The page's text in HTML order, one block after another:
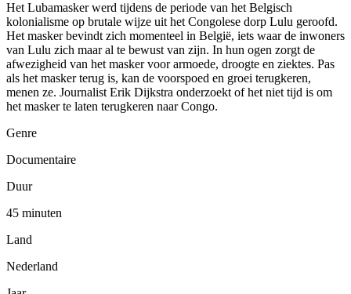
Het Lubamasker werd tijdens de periode van het Belgisch
kolonialisme op brutale wijze uit het Congolese dorp Lulu geroofd.
Het masker bevindt zich momenteel in België, iets waar de inwoners
van Lulu zich maar al te bewust van zijn. In hun ogen zorgt de
afwezigheid van het masker voor armoede, droogte en ziektes. Pas
als het masker terug is, kan de voorspoed en groei terugkeren,
menen ze. Journalist Erik Dijkstra onderzoekt of het niet tijd is om
het masker te laten terugkeren naar Congo.
Genre
Documentaire
Duur
45 minuten
Land
Nederland